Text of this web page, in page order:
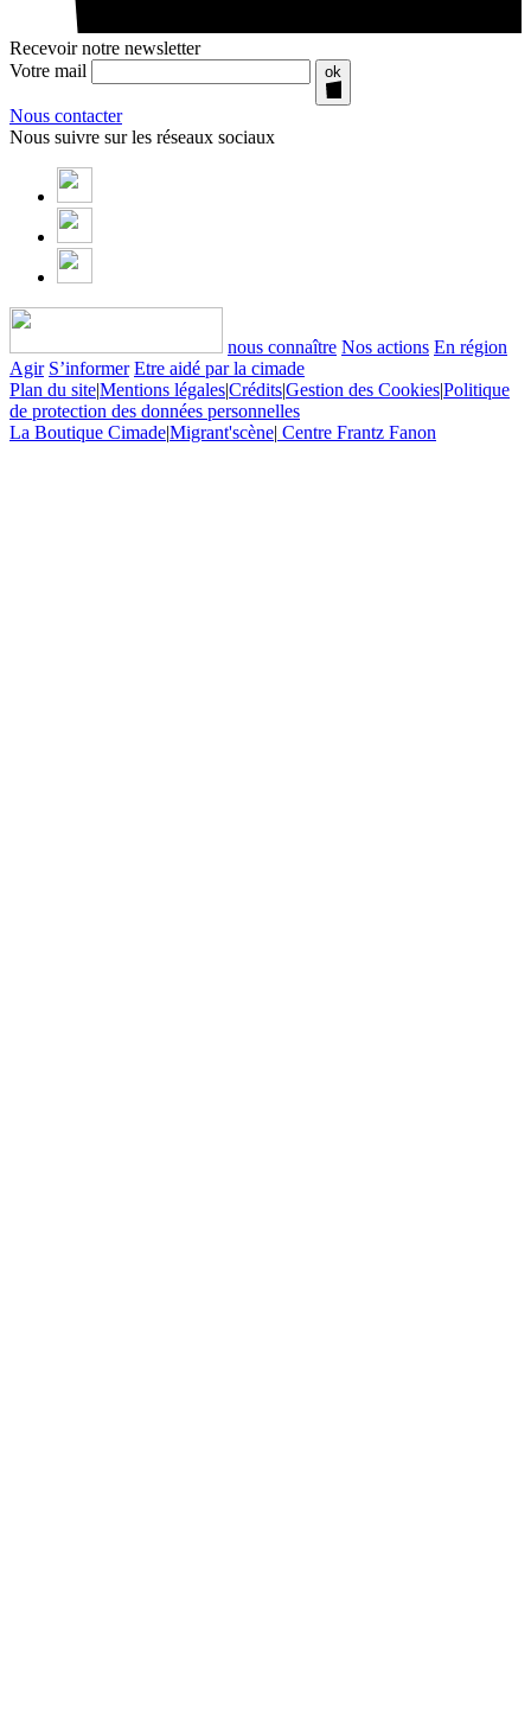
Recevoir notre newsletter
Votre mail
ok
Nous contacter
Nous suivre sur les réseaux sociaux
nous connaître Nos actions En région
Agir S’informer Etre aidé par la cimade
Plan du site|Mentions légales|Crédits|Gestion des Cookies|Politique
de protection des données personnelles
La Boutique Cimade|Migrant'scène| Centre Frantz Fanon